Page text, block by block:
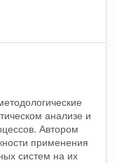
анализе и
Автором
применения
систем на их